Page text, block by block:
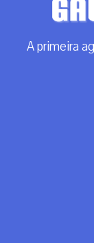
A primeira